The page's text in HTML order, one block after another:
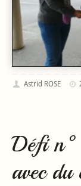
Astrid ROSE
Défi
avec du